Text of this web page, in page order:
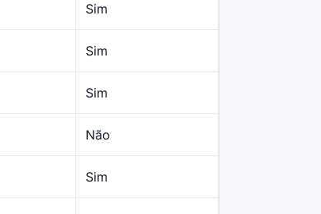
Sim
Sim
Sim
Não
Sim